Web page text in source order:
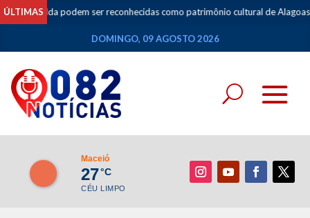
ÚLTIMAS
podem ser reconhecidas como patrimônio cultural de Alagoas •
DOMINGO, 09 AGOSTO 2026
Maceió
27°C
CÉU LIMPO